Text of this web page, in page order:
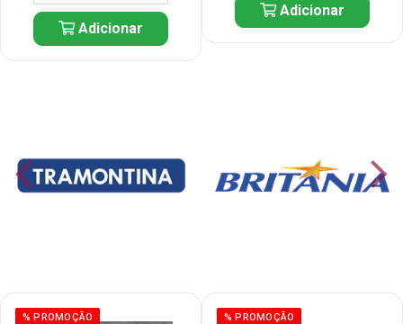
Adicionar
Adicionar
% PROMOÇÃO % PROMOÇÃO